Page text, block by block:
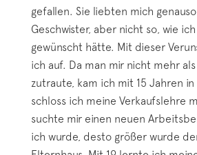
gefallen. Sie liebten mich
Geschwister, aber nicht so, wie
gewünscht hätte. Mit dieser
ich auf. Da man mir nicht mehr
zutraute, kam ich mit 15 Jahren in
schloss ich meine Verkaufslehre
suchte mir einen neuen
ich wurde, desto größer wurde